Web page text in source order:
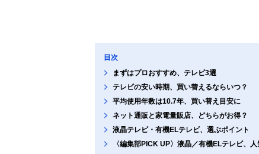
目次
まずはプロおすすめ、テレビ3選
テレビの安い時期、買い替えるならいつ？
平均使用年数は10.7年、買い替え目安に
ネット通販と家電量販店、どちらがお得？
液晶テレビ・有機ELテレビ、選ぶポイント
〈編集部PICK UP〉液晶／有機ELテレビ、